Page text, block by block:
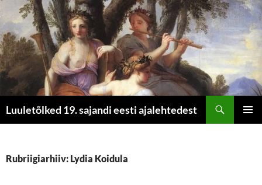
Luuletõlked 19. sajandi eesti ajalehtedest
Rubriigiarhiiv: Lydia Koidula